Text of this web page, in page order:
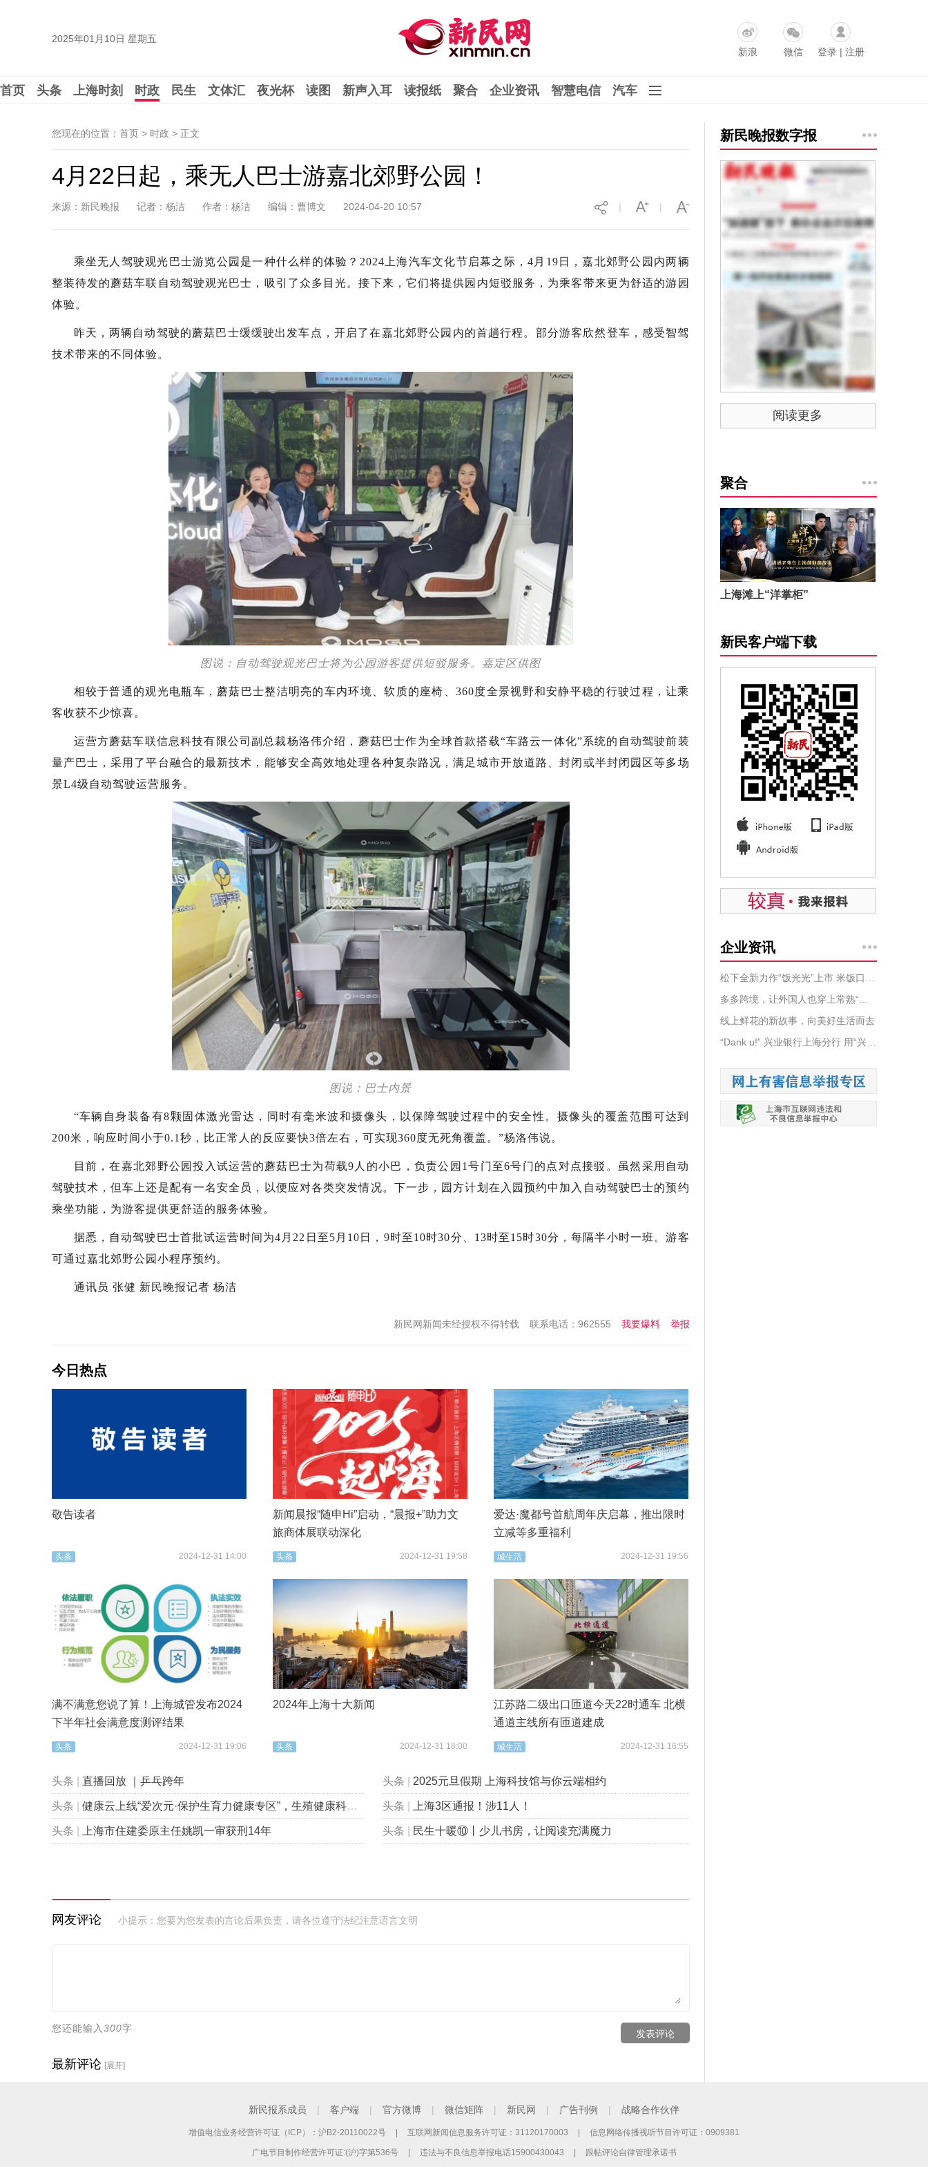
2025年01月10日 星期五
新浪
微信 登录| 注册
首页 头条 上海时刻 时政 民生 文体汇 夜光杯 读图 新声入耳 读报纸 聚合 企业资讯 智慧电信 汽车
您现在的位置：首页 > 时政 > 正文
4月22日起，乘无人巴士游嘉北郊野公园！
来源：新民晚报 记者：杨洁 作者：杨洁 编辑：曹博文 2024-04-20 10:57 |
|
乘坐无人驾驶观光巴士游览公园是一种什么样的体验？2024上海汽车文化节启幕之际，4月19日，嘉北郊野公园内两辆
整装待发的蘑菇车联自动驾驶观光巴士，吸引了众多目光。接下来，它们将提供园内短驳服务，为乘客带来更为舒适的游园
体验。
昨天，两辆自动驾驶的蘑菇巴士缓缓驶出发车点，开启了在嘉北郊野公园内的首趟行程。部分游客欣然登车，感受智驾
技术带来的不同体验。
图说：自动驾驶观光巴士将为公园游客提供短驳服务。嘉定区供图
相较于普通的观光电瓶车，蘑菇巴士整洁明亮的车内环境、软质的座椅、360度全景视野和安静平稳的行驶过程，让乘
客收获不少惊喜。
运营方蘑菇车联信息科技有限公司副总裁杨洛伟介绍，蘑菇巴士作为全球首款搭载“车路云一体化”系统的自动驾驶前装
量产巴士，采用了平台融合的最新技术，能够安全高效地处理各种复杂路况，满足城市开放道路、封闭或半封闭园区等多场
景L4级自动驾驶运营服务。
图说：巴士内景
“车辆自身装备有8颗固体激光雷达，同时有毫米波和摄像头，以保障驾驶过程中的安全性。摄像头的覆盖范围可达到
200米，响应时间小于0.1秒，比正常人的反应要快3倍左右，可实现360度无死角覆盖。”杨洛伟说。
目前，在嘉北郊野公园投入试运营的蘑菇巴士为荷载9人的小巴，负责公园1号门至6号门的点对点接驳。虽然采用自动
驾驶技术，但车上还是配有一名安全员，以便应对各类突发情况。下一步，园方计划在入园预约中加入自动驾驶巴士的预约
乘坐功能，为游客提供更舒适的服务体验。
据悉，自动驾驶巴士首批试运营时间为4月22日至5月10日，9时至10时30分、13时至15时30分，每隔半小时一班。游客
可通过嘉北郊野公园小程序预约。
通讯员 张健 新民晚报记者 杨洁
举报
我要爆料
联系电话：962555
新民网新闻未经授权不得转载
今日热点
敬告读者
头条 2024-12-31 14:00
新闻晨报“随申Hi”启动，“晨报+”助力文
旅商体展联动深化
头条 2024-12-31 19:58
爱达·魔都号首航周年庆启幕，推出限时
立减等多重福利
城生活 2024-12-31 19:56
满不满意您说了算！上海城管发布2024
下半年社会满意度测评结果
头条 2024-12-31 19:06
2024年上海十大新闻
头条 2024-12-31 18:00
江苏路二级出口匝道今天22时通车 北横
通道主线所有匝道建成
城生活 2024-12-31 16:55
头条 直播回放 ｜乒乓跨年 头条 2025元旦假期 上海科技馆与你云端相约
头条 健康云上线“爱次元·保护生育力健康专区”，生殖健康科普“包会的”！ 头条 上海3区通报！涉11人！
头条 上海市住建委原主任姚凯一审获刑14年 头条 民生十暖⑩丨少儿书房，让阅读充满魔力
网友评论 小提示：您要为您发表的言论后果负责，请各位遵守法纪注意语言文明
您还能输入 300字 发表评论
最新评论 [展开]
新民晚报数字报
阅读更多
聚合
上海滩上“洋掌柜”
新民客户端下载
企业资讯
松下全新力作“饭光光”上市 米饭口感获市场认可
多多跨境，让外国人也穿上常熟“新中式”
线上鲜花的新故事，向美好生活而去
“Dank u!” 兴业银行上海分行 用“兴”优化支付服务 贴“兴”提供零钱包兑换
新民报系成员 | 客户端 | 官方微博 | 微信矩阵 | 新民网 | 广告刊例 | 战略合作伙伴
增值电信业务经营许可证（ICP）：沪B2-20110022号 互联网新闻信息服务许可证：31120170003 信息网络传播视听节目许可证：0909381
广电节目制作经营许可证:(沪)字第536号 违法与不良信息举报电话15900430043 跟帖评论自律管理承诺书